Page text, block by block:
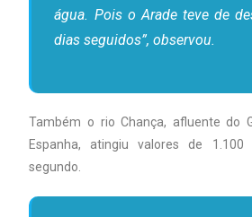
água. Pois o Arade teve de
dias seguidos”, observou.
Também o rio Chança, afluente do
Espanha, atingiu valores de
segundo.